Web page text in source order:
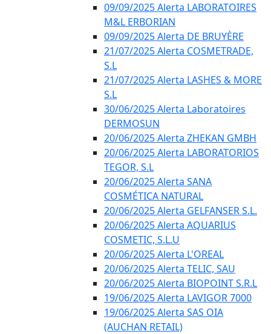
09/09/2025 Alerta LABORATOIRES
M&L ERBORIAN
09/09/2025 Alerta DE BRUYÈRE
21/07/2025 Alerta COSMETRADE,
S.L
21/07/2025 Alerta LASHES & MORE
S.L
30/06/2025 Alerta Laboratoires
DERMOSUN
20/06/2025 Alerta ZHEKAN GMBH
20/06/2025 Alerta LABORATORIOS
TEGOR, S.L
20/06/2025 Alerta SANA
COSMÉTICA NATURAL
20/06/2025 Alerta GELFANSER S.L.
20/06/2025 Alerta AQUARIUS
COSMETIC, S.L.U
20/06/2025 Alerta L'OREAL
20/06/2025 Alerta TELIC, SAU
20/06/2025 Alerta BIOPOINT S.R.L
19/06/2025 Alerta LAVIGOR 7000
19/06/2025 Alerta SAS OIA
(AUCHAN RETAIL)